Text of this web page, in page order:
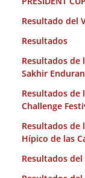
Resultado del
Resultados
Resultados de
Sakhir
Resultados de
Challenge
Resultados de
Hípico de las
Resultados del